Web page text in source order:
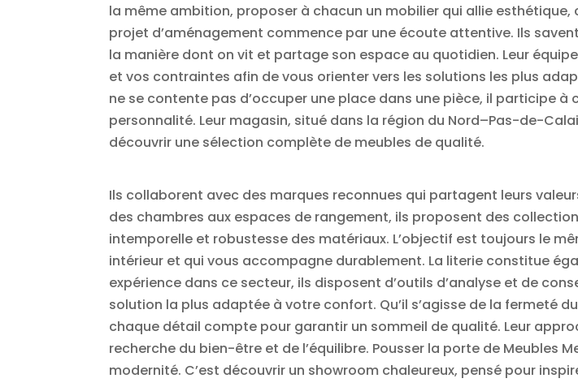
la même ambition, proposer à chacun un mobilier qui allie
projet d’aménagement commence par une écoute attentive. Ils
la manière dont on vit et partage son espace au quotidien. Leur
et vos contraintes afin de vous orienter vers les solutions les plus
ne se contente pas d’occuper une place dans une pièce, il participe
personnalité. Leur magasin, situé dans la région du Nord–Pas-de-
découvrir une sélection complète de meubles de qualité.
Ils collaborent avec des marques reconnues qui partagent leurs
des chambres aux espaces de rangement, ils proposent des
intemporelle et robustesse des matériaux. L’objectif est toujours le
intérieur et qui vous accompagne durablement. La literie constitue
expérience dans ce secteur, ils disposent d’outils d’analyse et de
solution la plus adaptée à votre confort. Qu’il s’agisse de la fermeté
chaque détail compte pour garantir un sommeil de qualité. Leur
recherche du bien-être et de l’équilibre. Pousser la porte de Meubles
modernité. C’est découvrir un showroom chaleureux, pensé pour